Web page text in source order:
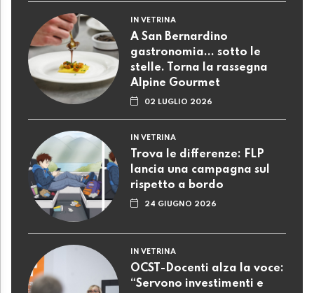
IN VETRINA
A San Bernardino
gastronomia... sotto le
stelle. Torna la rassegna
Alpine Gourmet
02 LUGLIO 2026
IN VETRINA
Trova le differenze: FLP
lancia una campagna sul
rispetto a bordo
24 GIUGNO 2026
IN VETRINA
OCST-Docenti alza la voce:
“Servono investimenti e